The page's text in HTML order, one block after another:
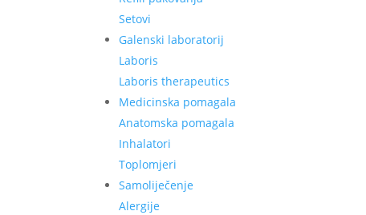
Setovi
Galenski laboratorij
Laboris
Laboris therapeutics
Medicinska pomagala
Anatomska pomagala
Inhalatori
Toplomjeri
Samoliječenje
Alergije